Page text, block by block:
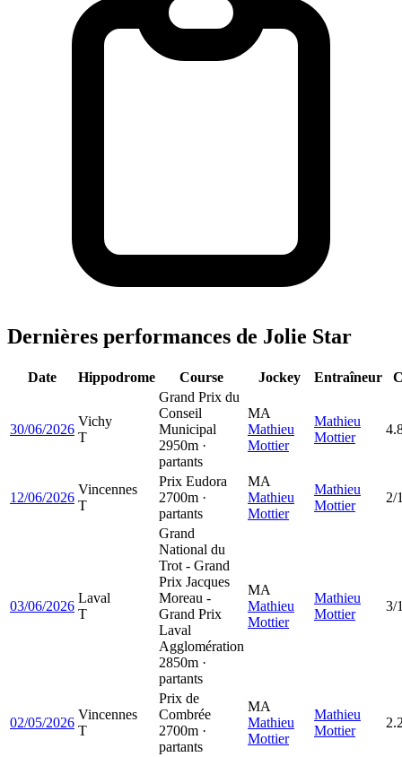
Dernières performances de Jolie Star
Date Hippodrome Course Jockey Entraîneur
30/06/2026
Vichy
T
Grand Prix du
Conseil
Municipal
2950m ·
partants
MA
Mathieu
Mottier
Mathieu
Mottier
12/06/2026
Vincennes
T
Prix Eudora
2700m ·
partants
MA
Mathieu
Mottier
Mathieu
Mottier
2/
03/06/2026
Laval
T
Grand
National du
Trot - Grand
Prix Jacques
Moreau -
Grand Prix
Laval
Agglomération
2850m ·
partants
MA
Mathieu
Mottier
Mathieu
Mottier
3/
02/05/2026
Vincennes
T
Prix de
Combrée
2700m ·
partants
MA
Mathieu
Mottier
Mathieu
Mottier